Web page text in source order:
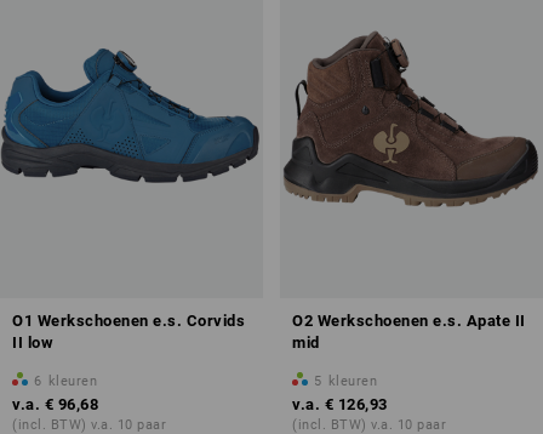
O1 Werkschoenen e.s. Corvids
II low
6 kleuren
v.a. € 96,68
(incl. BTW) v.a. 10 paar
O2 Werkschoenen e.s. Apate II
mid
5 kleuren
v.a. € 126,93
(incl. BTW) v.a. 10 paar